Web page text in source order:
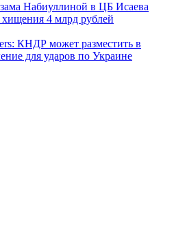
Набиуллиной в ЦБ Исаева
4 млрд рублей
КНДР может разместить в
для ударов по Украине